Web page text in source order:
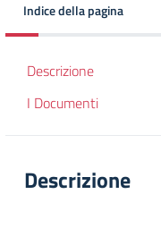
Indice della pagina
Descrizione
I Documenti
Descrizione